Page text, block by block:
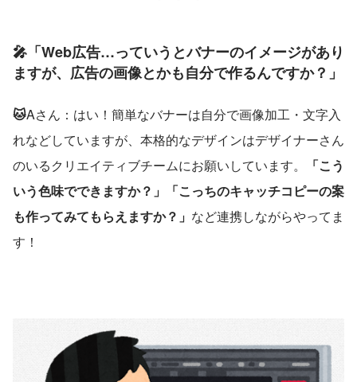
🎤「Web広告…っていうとバナーのイメージがあり
ますが、広告の画像とかも自分で作るんですか？」
🐱Aさん：はい！簡単なバナーは自分で画像加工・文字入
れなどしていますが、本格的なデザインはデザイナーさん
のいるクリエイティブチームにお願いしています。
「こう
いう色味でできますか？」「こっちのキャッチコピーの案
も作ってみてもらえますか？」 など連携しながらやってま
す！